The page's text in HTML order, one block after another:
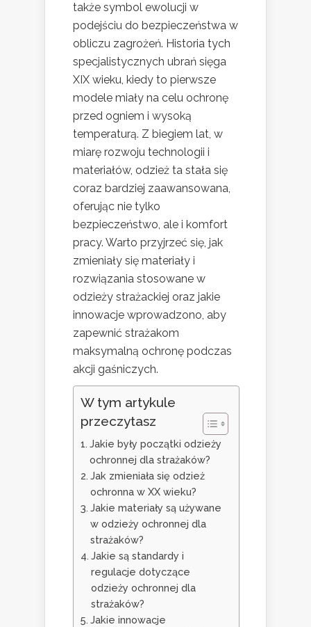
także symbol ewolucji w
podejściu do bezpieczeństwa w
obliczu zagrożeń. Historia tych
specjalistycznych ubrań sięga
XIX wieku, kiedy to pierwsze
modele miały na celu ochronę
przed ogniem i wysoką
temperaturą. Z biegiem lat, w
miarę rozwoju technologii i
materiałów, odzież ta stała się
coraz bardziej zaawansowana,
oferując nie tylko
bezpieczeństwo, ale i komfort
pracy. Warto przyjrzeć się, jak
zmieniały się materiały i
rozwiązania stosowane w
odzieży strażackiej oraz jakie
innowacje wprowadzono, aby
zapewnić strażakom
maksymalną ochronę podczas
akcji gaśniczych.
W tym artykule
przeczytasz
Jakie były początki odzieży
ochronnej dla strażaków?
Jak zmieniała się odzież
ochronna w XX wieku?
Jakie materiały są używane
w odzieży ochronnej dla
strażaków?
Jakie są standardy i
regulacje dotyczące
odzieży ochronnej dla
strażaków?
Jakie innowacje